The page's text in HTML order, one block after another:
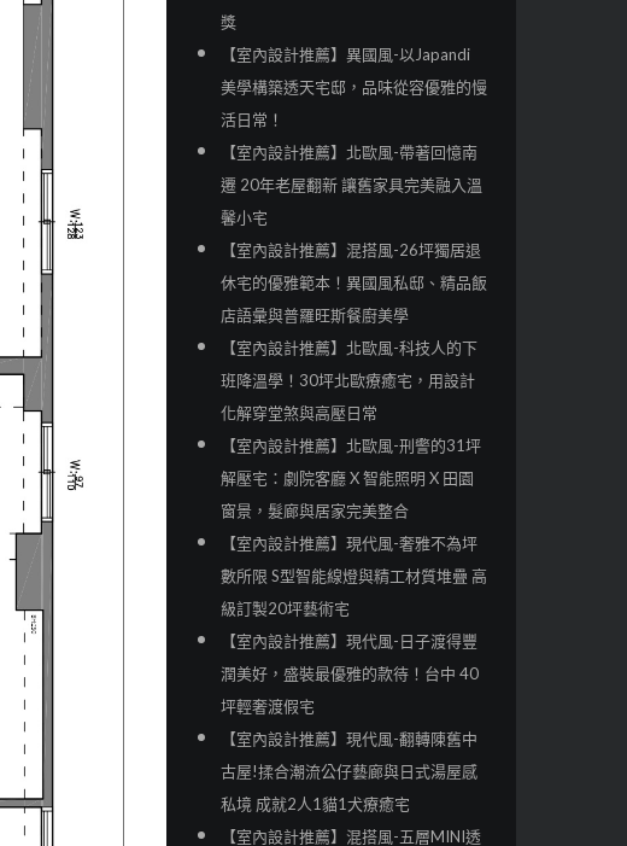
獎
【室內設計推薦】異國風-以Japandi
美學構築透天宅邸，品味從容優雅的慢
活日常！
【室內設計推薦】北歐風-帶著回憶南
遷 20年老屋翻新 讓舊家具完美融入溫
馨小宅
【室內設計推薦】混搭風-26坪獨居退
休宅的優雅範本！異國風私邸、精品飯
店語彙與普羅旺斯餐廚美學
【室內設計推薦】北歐風-科技人的下
班降溫學！30坪北歐療癒宅，用設計
化解穿堂煞與高壓日常
【室內設計推薦】北歐風-刑警的31坪
解壓宅：劇院客廳 X 智能照明 X 田園
窗景，髮廊與居家完美整合
【室內設計推薦】現代風-奢雅不為坪
數所限 S型智能線燈與精工材質堆疊 高
級訂製20坪藝術宅
【室內設計推薦】現代風-日子渡得豐
潤美好，盛裝最優雅的款待！台中 40
坪輕奢渡假宅
【室內設計推薦】現代風-翻轉陳舊中
古屋!揉合潮流公仔藝廊與日式湯屋感
私境 成就2人1貓1犬療癒宅
【室內設計推薦】混搭風-五層MINI透